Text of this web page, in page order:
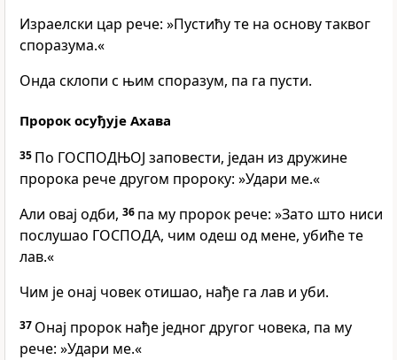
Израелски цар рече: »Пустићу те на основу таквог
споразума.«
Онда склопи с њим споразум, па га пусти.
Пророк осуђује Ахава
35 По ГОСПОДЊОЈ заповести, један из дружине
пророка рече другом пророку: »Удари ме.«
Али овај одби, 36 па му пророк рече: »Зато што ниси
послушао ГОСПОДА, чим одеш од мене, убиће те
лав.«
Чим је онај човек отишао, нађе га лав и уби.
37 Онај пророк нађе једног другог човека, па му
рече: »Удари ме.«